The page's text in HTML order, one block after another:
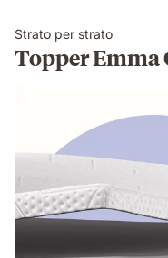
Strato per strato
Topper